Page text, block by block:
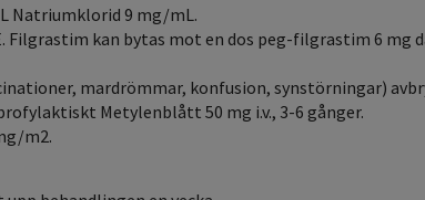
Natriumklorid 9 mg/mL.
Filgrastim kan bytas mot en dos peg-filgrastim 6
mardrömmar, konfusion, synstörningar)
Metylenblått 50 mg i.v., 3-6 gånger.
m2.